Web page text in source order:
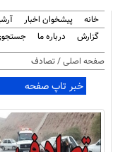
خانه پیشخوان اخبار
گزارش
درباره ما
صفحه اصلی/ تصادف
خبر تاپ صفحه